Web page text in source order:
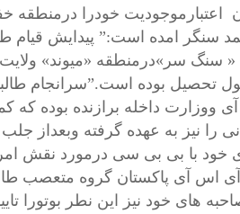
اعتبارموجودیت خودرا درمنطقه
سنگر امده است:” پیدایش قیام
سنگ سر»درمنطقه «میوند» ولایت
تحصیل بوده است.”سرانجام
ووزارت داخله برازنده بوده که
را نیز به عهده گرفته وبعداز
خود با بی بی سی درمورد نقش
اس آی پاکستان گروه متعصب
های خود نیز این نطر بوتورا